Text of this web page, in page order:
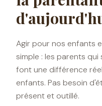
Agir pour nos enfants
simple : les parents
font une différence
enfants. Pas besoin
présent et outillé.